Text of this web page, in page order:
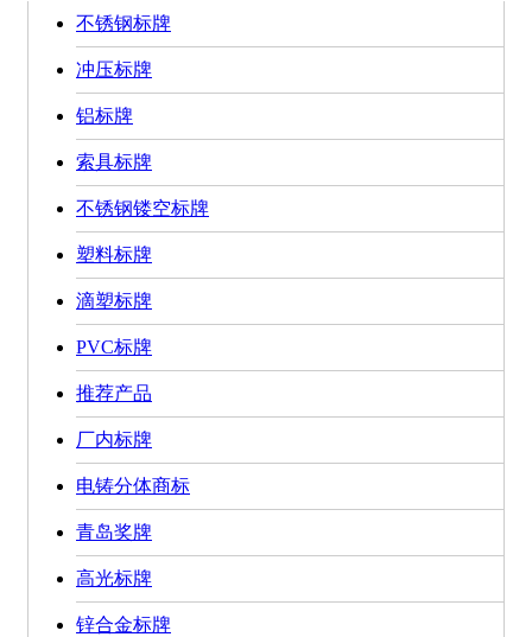
不锈钢标牌
冲压标牌
铝标牌
索具标牌
不锈钢镂空标牌
塑料标牌
滴塑标牌
PVC标牌
推荐产品
厂内标牌
电铸分体商标
青岛奖牌
高光标牌
锌合金标牌